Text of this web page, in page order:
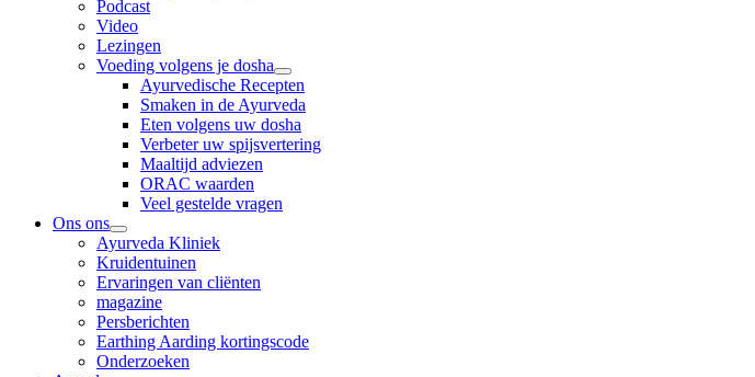
Podcast
Video
Lezingen
Voeding volgens je dosha
Ayurvedische Recepten
Smaken in de Ayurveda
Eten volgens uw dosha
Verbeter uw spijsvertering
Maaltijd adviezen
ORAC waarden
Veel gestelde vragen
Ons ons
Ayurveda Kliniek
Kruidentuinen
Ervaringen van cliënten
magazine
Persberichten
Earthing Aarding kortingscode
Onderzoeken